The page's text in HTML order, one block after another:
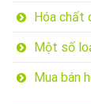
Hóa chất
Một số
Mua bán